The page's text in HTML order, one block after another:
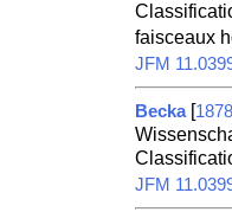
faisceaux
JFM
Becka [1878
JFM